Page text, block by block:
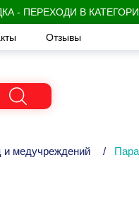
- ПЕРЕХОДИ В
Отзывы
и медучреждений /